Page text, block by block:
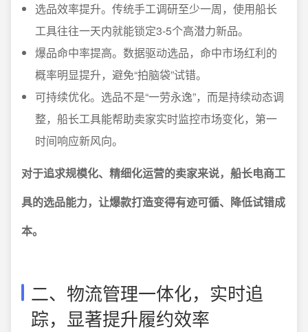
选品效率提升。传统手工调研至少一周，使用船长
工具往往一天内就能锁定3-5个高潜力新品。
爆品命中率提高。数据驱动选品，命中市场红利的
概率明显提升，避免“拍脑袋”试错。
可持续优化。选品不是“一劳永逸”，而是持续动态调
整，船长工具能帮助卖家实时监控市场变化，第一
时间响应新风向。
对于追求规模化、精细化运营的卖家来说，船长电商工
具的选品能力，让爆款打造变得有迹可循、降低试错成
本。
二、物流管理一体化，实时追
踪，显著提升履约效率